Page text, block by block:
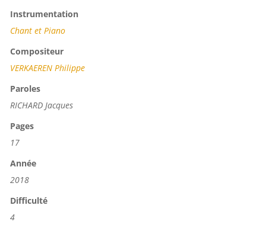
Instrumentation
Chant et Piano
Compositeur
VERKAEREN Philippe
Paroles
RICHARD Jacques
Pages
17
Année
2018
Difficulté
4